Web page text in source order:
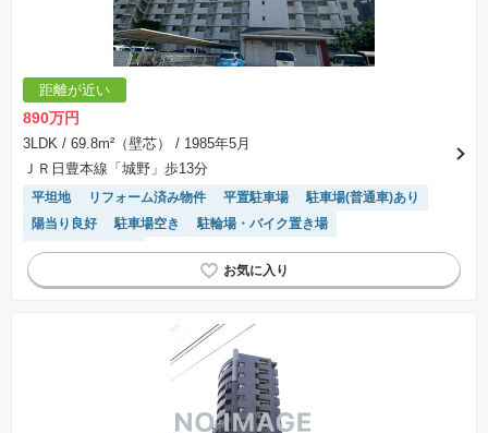
距離が近い
890万円
3LDK / 69.8m²（壁芯）
/ 1985年5月
ＪＲ日豊本線「城野」歩13分
平坦地 リフォーム済み物件 平置駐車場
駐車場(普通車)あり
陽当り良好
駐車場空き
駐輪場・バイク置き場
システムキッチン